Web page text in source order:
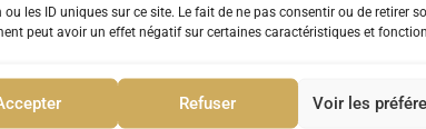
les ID uniques sur ce site. Le fait de ne pas consentir ou de retirer
peut avoir un effet négatif sur certaines caractéristiques et
Refuser Voir les